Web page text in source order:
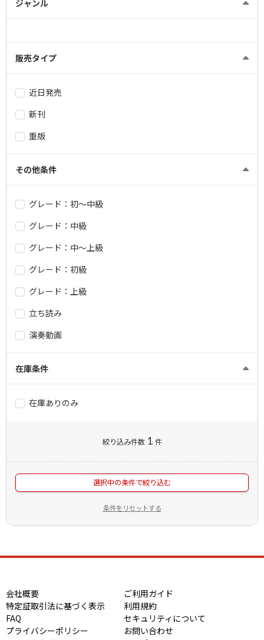
ジャンル
販売タイプ
近日発売
新刊
重版
その他条件
グレード：初～中級
グレード：中級
グレード：中～上級
グレード：初級
グレード：上級
立ち読み
演奏動画
在庫条件
在庫ありのみ
絞り込み件数 1 件
選択中の条件で絞り込む
条件をリセットする
会社概要
ご利用ガイド
特定証取引法に基づく表示
利用規約
FAQ
セキュリティについて
プライバシーポリシー
お問い合わせ